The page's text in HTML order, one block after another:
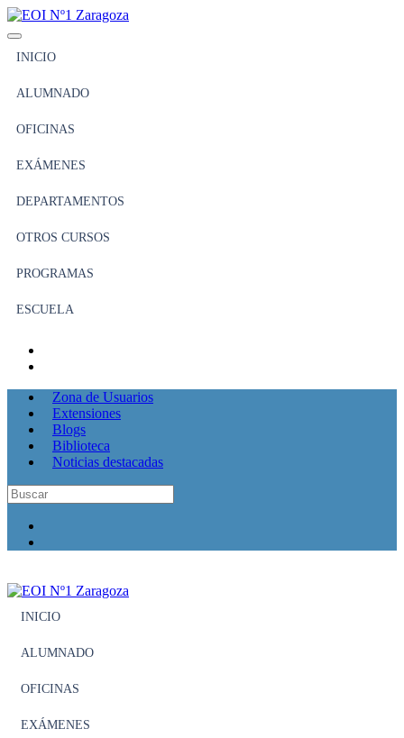
INICIO
ALUMNADO
OFICINAS
EXÁMENES
DEPARTAMENTOS
OTROS CURSOS
PROGRAMAS
ESCUELA
Zona de Usuarios
Extensiones
Blogs
Biblioteca
Noticias destacadas
INICIO
ALUMNADO
OFICINAS
EXÁMENES